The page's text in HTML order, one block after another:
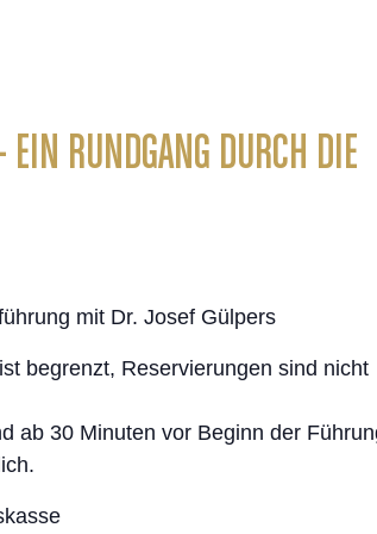
RUNDGANG DURCH DIE
mit Dr. Josef Gülpers
begrenzt, Reservierungen sind nicht
ab 30 Minuten vor Beginn der